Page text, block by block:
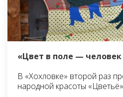
«Цвет в поле — человек
В «Хохловке» второй раз
народной красоты «Цветьё»